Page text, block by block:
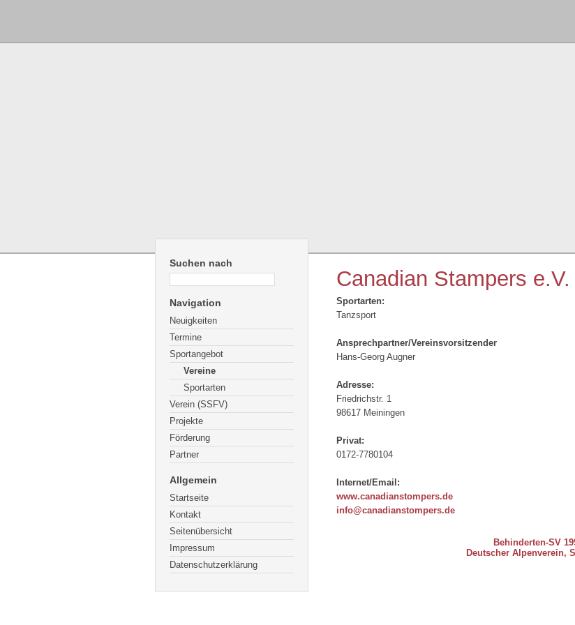
Suchen nach
Navigation
Neuigkeiten
Termine
Sportangebot
Vereine
Sportarten
Verein (SSFV)
Projekte
Förderung
Partner
Allgemein
Startseite
Kontakt
Seitenübersicht
Impressum
Datenschutzerklärung
Canadian Stampers e.V.
Sportarten:
Tanzsport
Ansprechpartner/Vereinsvorsitzender
Hans-Georg Augner
Adresse:
Friedrichstr. 1
98617 Meiningen
Privat:
0172-7780104
Internet/Email:
www.canadianstompers.de
info@canadianstompers.de
Behinderten-SV
Deutscher Alpenverein,